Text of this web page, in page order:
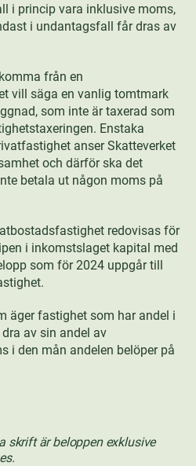
i princip vara inklusive moms,
i undantagsfall får dras av
från en
vill säga en vanlig tomtmark
som inte är taxerad som
Enstaka
anser Skatteverket
och därför ska det
betala ut någon moms på
redovisas för
i inkomstslaget kapital med
som för 2024 uppgår till
äger fastighet som har andel i
av sin andel av
i den mån andelen belöper på
skrift är beloppen exklusive